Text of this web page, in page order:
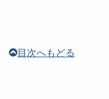
目次へもどる